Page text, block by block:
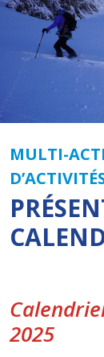
MULTI-
2025